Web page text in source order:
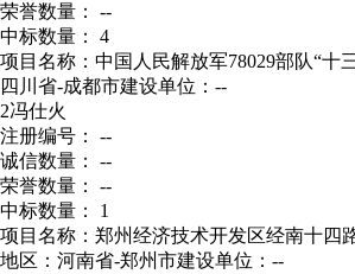
荣誉数量： --
中标数量： 4
项目名称：中国人民解放军78029部队“十
四川省-成都市建设单位：--
2冯仕火
注册编号： --
诚信数量： --
荣誉数量： --
中标数量： 1
项目名称：郑州经济技术开发区经南十四
地区：河南省-郑州市建设单位：--